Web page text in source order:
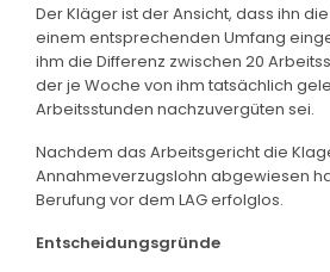
Der Kläger ist der Ansicht, dass ihn
einem entsprechenden Umfang
ihm die Differenz zwischen 20
der je Woche von ihm tatsächlich
Arbeitsstunden nachzuvergüten sei.
Nachdem das Arbeitsgericht die
Annahmeverzugslohn abgewiesen
Berufung vor dem LAG erfolglos.
Entscheidungsgründe